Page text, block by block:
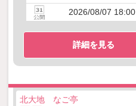
2026/08/07
詳細を見る
北大地 なご亭